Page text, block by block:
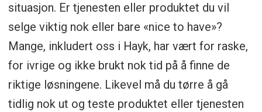
situasjon. Er tjenesten eller produktet du vil
selge viktig nok eller bare «nice to have»?
Mange, inkludert oss i Hayk, har vært for raske,
for ivrige og ikke brukt nok tid på å finne de
riktige løsningene. Likevel må du tørre å gå
tidlig nok ut og teste produktet eller tjenesten